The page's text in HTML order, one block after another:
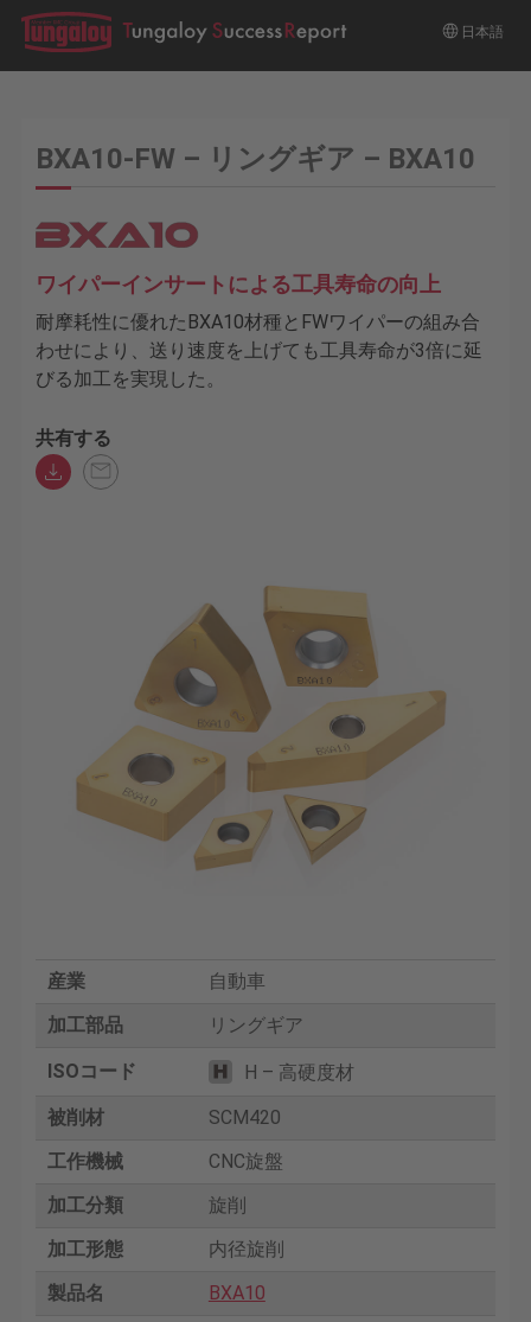
日本語
BXA10-FW – リングギア – BXA10
ワイパーインサートによる工具寿命の向上
耐摩耗性に優れたBXA10材種とFWワイパーの組み合
わせにより、送り速度を上げても工具寿命が3倍に延
びる加工を実現した。
共有する
産業
自動車
加工部品
リングギア
ISOコード
H – 高硬度材
被削材
SCM420
工作機械
CNC旋盤
加工分類
旋削
加工形態
内径旋削
製品名
BXA10